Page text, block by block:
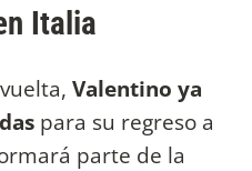
Italia
Valentino ya
para su regreso a
parte de la